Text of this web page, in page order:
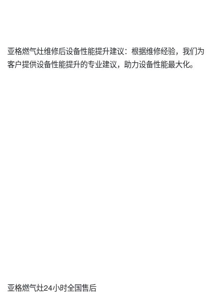
亚格燃气灶维修后设备性能提升建议：根据维修经验，我们为
客户提供设备性能提升的专业建议，助力设备性能最大化。
亚格燃气灶24小时全国售后